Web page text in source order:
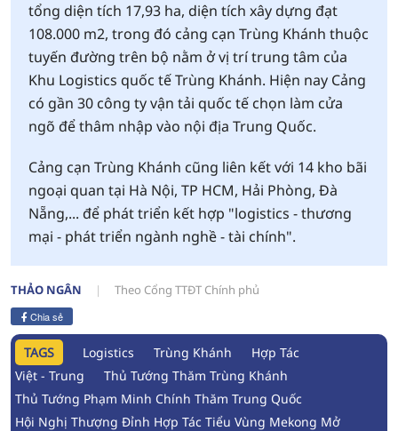
tổng diện tích 17,93 ha, diện tích xây dựng đạt
108.000 m2, trong đó cảng cạn Trùng Khánh thuộc
tuyến đường trên bộ nằm ở vị trí trung tâm của
Khu Logistics quốc tế Trùng Khánh. Hiện nay Cảng
có gần 30 công ty vận tải quốc tế chọn làm cửa
ngõ để thâm nhập vào nội địa Trung Quốc.
Cảng cạn Trùng Khánh cũng liên kết với 14 kho bãi
ngoại quan tại Hà Nội, TP HCM, Hải Phòng, Đà
Nẵng,... để phát triển kết hợp "logistics - thương
mại - phát triển ngành nghề - tài chính".
THẢO NGÂN Theo Cổng TTĐT Chính phủ
Chia sẻ
TAGS Logistics Trùng Khánh
Hợp Tác
Việt - Trung
Thủ Tướng Thăm Trùng Khánh
Thủ Tướng Phạm Minh Chính Thăm Trung Quốc
Hội Nghị Thượng Đỉnh Hợp Tác Tiểu Vùng Mekong Mở